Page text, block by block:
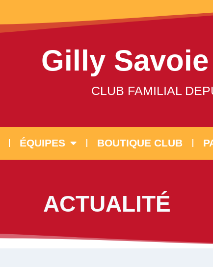
Gilly
CLUB FAMILIAL
ÉQUIPES BOUTIQUE CLUB
ACTUALITÉ